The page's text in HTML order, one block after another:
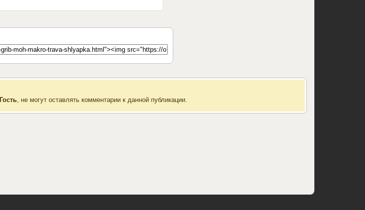
Гость, не могут оставлять комментарии к данной публикации.